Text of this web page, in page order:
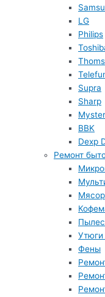
LG
Philips
Supra
Sharp
BBK
Dexp
Ремонт
Утюги
Фены